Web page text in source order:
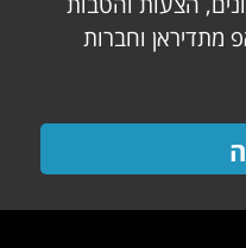
מתדיראן וחברות